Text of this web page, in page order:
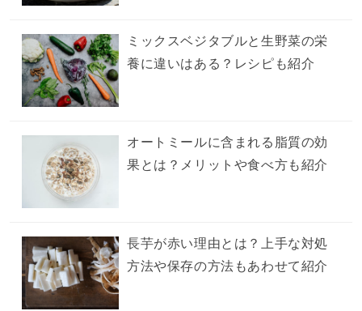
ミックスベジタブルと生野菜の栄
養に違いはある？レシピも紹介
オートミールに含まれる脂質の効
果とは？メリットや食べ方も紹介
長芋が赤い理由とは？上手な対処
方法や保存の方法もあわせて紹介